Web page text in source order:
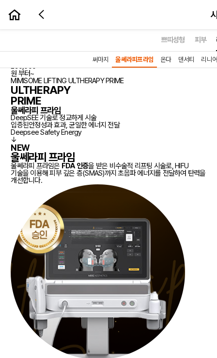
쁘띠성형 피부
써마지 울쎄라피프라임 온다 덴서티 리니
prev
NEWHOT
보이는 탄력, 차원이 다른 리프팅
290,000
원 부터~
MIMISOME LIFTING ULTHERAPY PRIME
ULTHERAPY
PRIME
울쎄라피 프라임
DeepSEE 기술로 정교하게 시술
입증된안정성과 효과, 균일한 에너지 전달
DeepseeSafetyEnergy
↓
NEW
울쎄라피 프라임
울쎄라피 프라임은 FDA 인증을 받은 비수술적 리프팅 시술로, HIFU
기술을 이용해 피부 깊은 층(SMAS)까지 초음파 에너지를 전달하여 탄력을
개선합니다.